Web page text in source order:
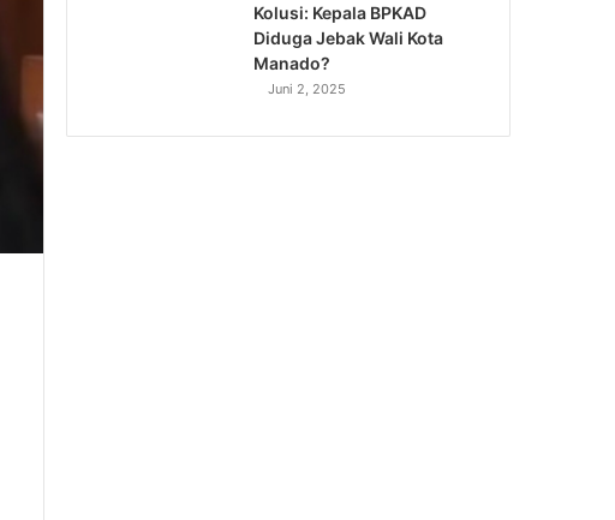
Kolusi: Kepala BPKAD
Diduga Jebak Wali Kota
Manado?
Juni 2, 2025